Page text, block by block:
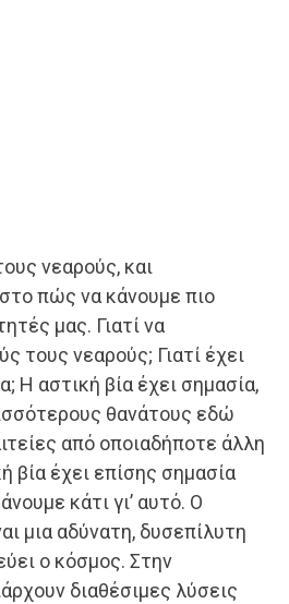
νεαρούς, και
πώς να κάνουμε πιο
μας. Γιατί να
τους νεαρούς; Γιατί έχει
Η αστική βία έχει σημασία,
θανάτους εδώ
από οποιαδήποτε άλλη
βία έχει επίσης σημασία
κάτι γι’ αυτό. Ο
μια αδύνατη, δυσεπίλυτη
ο κόσμος. Στην
διαθέσιμες λύσεις